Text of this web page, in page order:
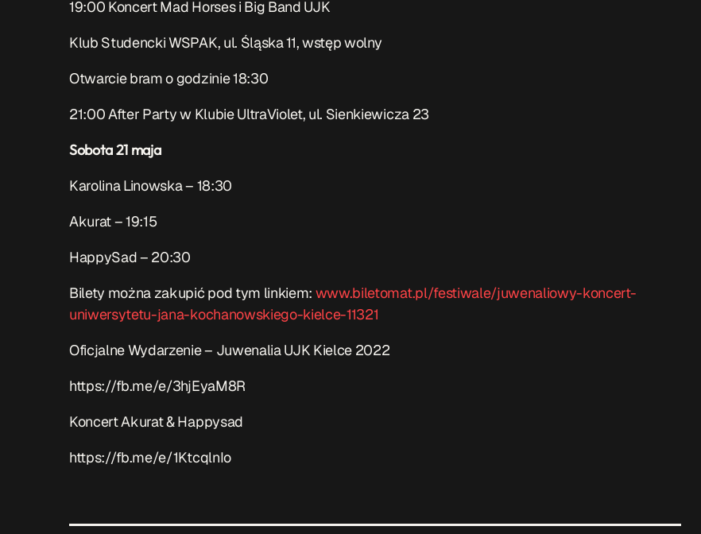
19:00 Koncert Mad Horses i Big Band UJK
Klub Studencki WSPAK, ul. Śląska 11, wstęp wolny
Otwarcie bram o godzinie 18:30
21:00 After Party w Klubie UltraViolet, ul. Sienkiewicza 23
Sobota 21 maja
Karolina Linowska – 18:30
Akurat – 19:15
HappySad – 20:30
Bilety można zakupić pod tym linkiem: www.biletomat.pl/festiwale/juwenaliowy-koncert-
uniwersytetu-jana-kochanowskiego-kielce-11321
Oficjalne Wydarzenie – Juwenalia UJK Kielce 2022
https://fb.me/e/3hjEyaM8R
Koncert Akurat & Happysad
https://fb.me/e/1KtcqlnIo